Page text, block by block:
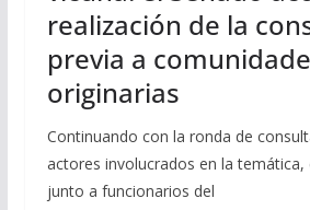
realización de la
previa a
originarias
Continuando con la ronda de
actores involucrados en la temática,
junto a funcionarios del